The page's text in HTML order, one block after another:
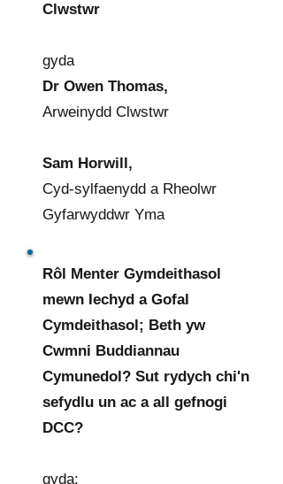
Clwstwr
gyda
Dr Owen Thomas,
Arweinydd Clwstwr
Sam Horwill,
Cyd-sylfaenydd a Rheolwr
Gyfarwyddwr Yma
Rôl Menter Gymdeithasol
mewn Iechyd a Gofal
Cymdeithasol; Beth yw
Cwmni Buddiannau
Cymunedol? Sut rydych chi'n
sefydlu un ac a all gefnogi
DCC?
gyda: